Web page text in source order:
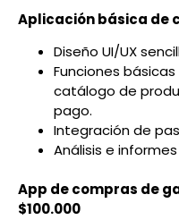
Aplicación básica de
Diseño UI/UX
Funciones
catálogo de
pago.
Integración de
Análisis e
App de compras de
$100.000